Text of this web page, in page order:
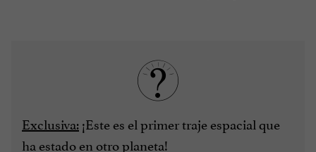
Exclusiva:¡Este es el primer traje espacial que
ha estado en otro planeta!